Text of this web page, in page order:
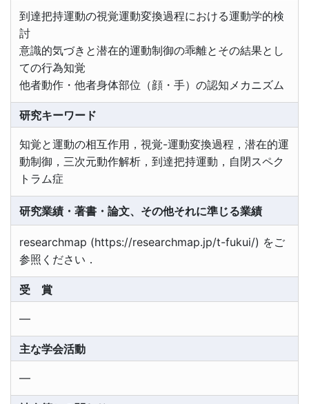
到達把持運動の視覚運動変換過程における運動学的検
討
意識的気づきと潜在的運動制御の乖離とその結果とし
ての行為知覚
他者動作・他者身体部位（顔・手）の認知メカニズム
研究キーワード
知覚と運動の相互作用，視覚-運動変換過程，潜在的運
動制御，三次元動作解析，到達把持運動，自閉スペク
トラム症
研究業績・著書・論文、その他それに準じる業績
researchmap (https://researchmap.jp/t-fukui/) をご
参照ください．
受 賞
―
主な学会活動
―